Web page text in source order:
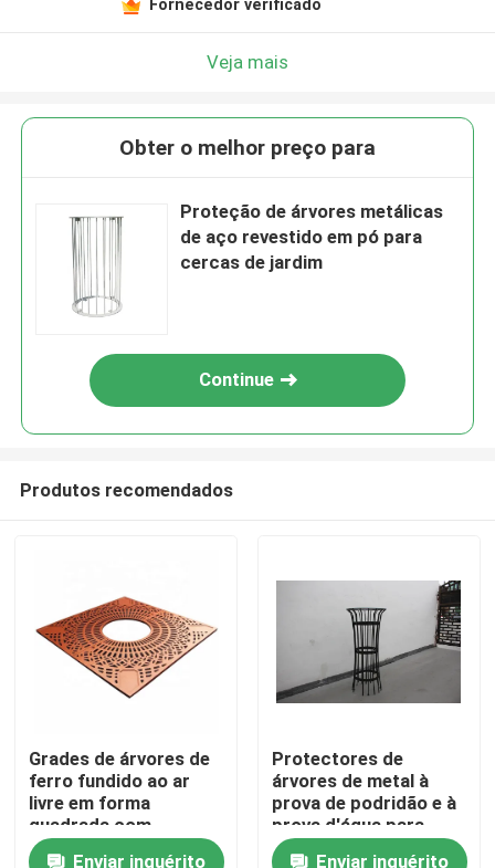
Produtos
Sobre nós
Fornecedor verificado
Veja mais
Obter o melhor preço para
Proteção de árvores metálicas
de aço revestido em pó para
cercas de jardim
Continue
Produtos recomendados
Grades de árvores de
ferro fundido ao ar
livre em forma
quadrada com
revestimento em pó
Enviar inquérito
Protectores de
árvores de metal à
prova de podridão e à
prova d'água para
parque de rua ao ar
Enviar inquérito